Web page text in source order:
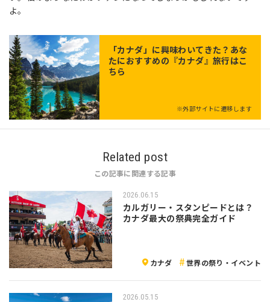
よ。
「カナダ 」に興味わいてきた？あな
たにおすすめの『カナダ』旅行はこ
ちら
※外部サイトに遷移します
Related post
この記事に関連する記事
2026.06.15
カルガリー・スタンピードとは？
カナダ最大の祭典完全ガイド
カナダ 世界の祭り・イベント
2026.05.15